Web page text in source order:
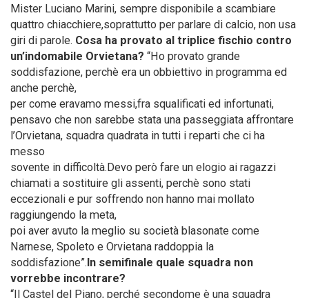
Mister Luciano Marini, sempre disponibile a scambiare
quattro chiacchiere,soprattutto per parlare di calcio, non usa
giri di parole. Cosa ha provato al triplice fischio contro
un’indomabile Orvietana? “Ho provato grande
soddisfazione, perchè era un obbiettivo in programma ed
anche perchè,
per come eravamo messi,fra squalificati ed infortunati,
pensavo che non sarebbe stata una passeggiata affrontare
l’Orvietana, squadra quadrata in tutti i reparti che ci ha
messo
sovente in difficoltà.Devo però fare un elogio ai ragazzi
chiamati a sostituire gli assenti, perchè sono stati
eccezionali e pur soffrendo non hanno mai mollato
raggiungendo la meta,
poi aver avuto la meglio su società blasonate come
Narnese, Spoleto e Orvietana raddoppia la
soddisfazione”.In semifinale quale squadra non
vorrebbe incontrare?
“Il Castel del Piano, perché secondome è una squadra